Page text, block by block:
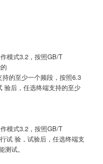
模式3.2，按照GB/T
的至少一个频段，按照6.3
验后，任选终端支持的至少
模式3.2，按照GB/T
试 验，试验后，任选终端支
试。